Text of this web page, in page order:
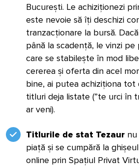
București. Le achiziționezi
este nevoie să îți deschizi
tranzacționare la bursă.
până la scadență, le vinzi
care se stabilește în mod
cererea și oferta din acel
bine, ai putea achiziționa
titluri deja listate (”te urci în
ar veni).
Titlurile de stat Tezaur
piață și se cumpără la
online prin Spațiul Privat